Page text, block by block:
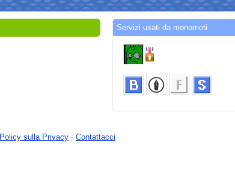
Servizi usati da monomoti
Policy sulla Privacy - Contattacci